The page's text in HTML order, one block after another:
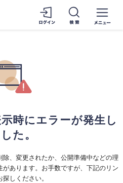
時にエラーが発生し
た。
、変更されたか、公開準備中などの理
あります。お手数ですが、下記のリン
探しください。